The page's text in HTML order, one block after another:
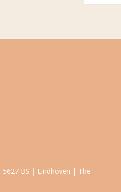
5627 BS | Eindhoven | The